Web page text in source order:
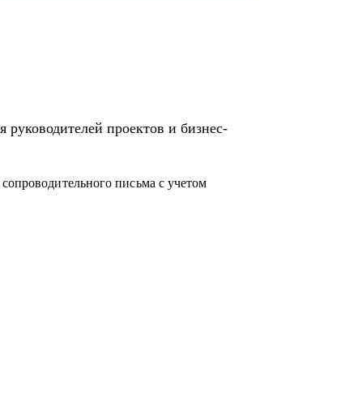
себя в новой специальности.
начать.
проектов и бизнес-
письма с учетом